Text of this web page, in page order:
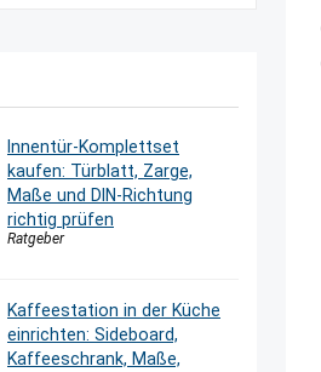
Innentür-Komplettset
kaufen: Türblatt, Zarge,
Maße und DIN-Richtung
richtig prüfen
Ratgeber
Kaffeestation in der Küche
einrichten: Sideboard,
Kaffeeschrank, Maße,